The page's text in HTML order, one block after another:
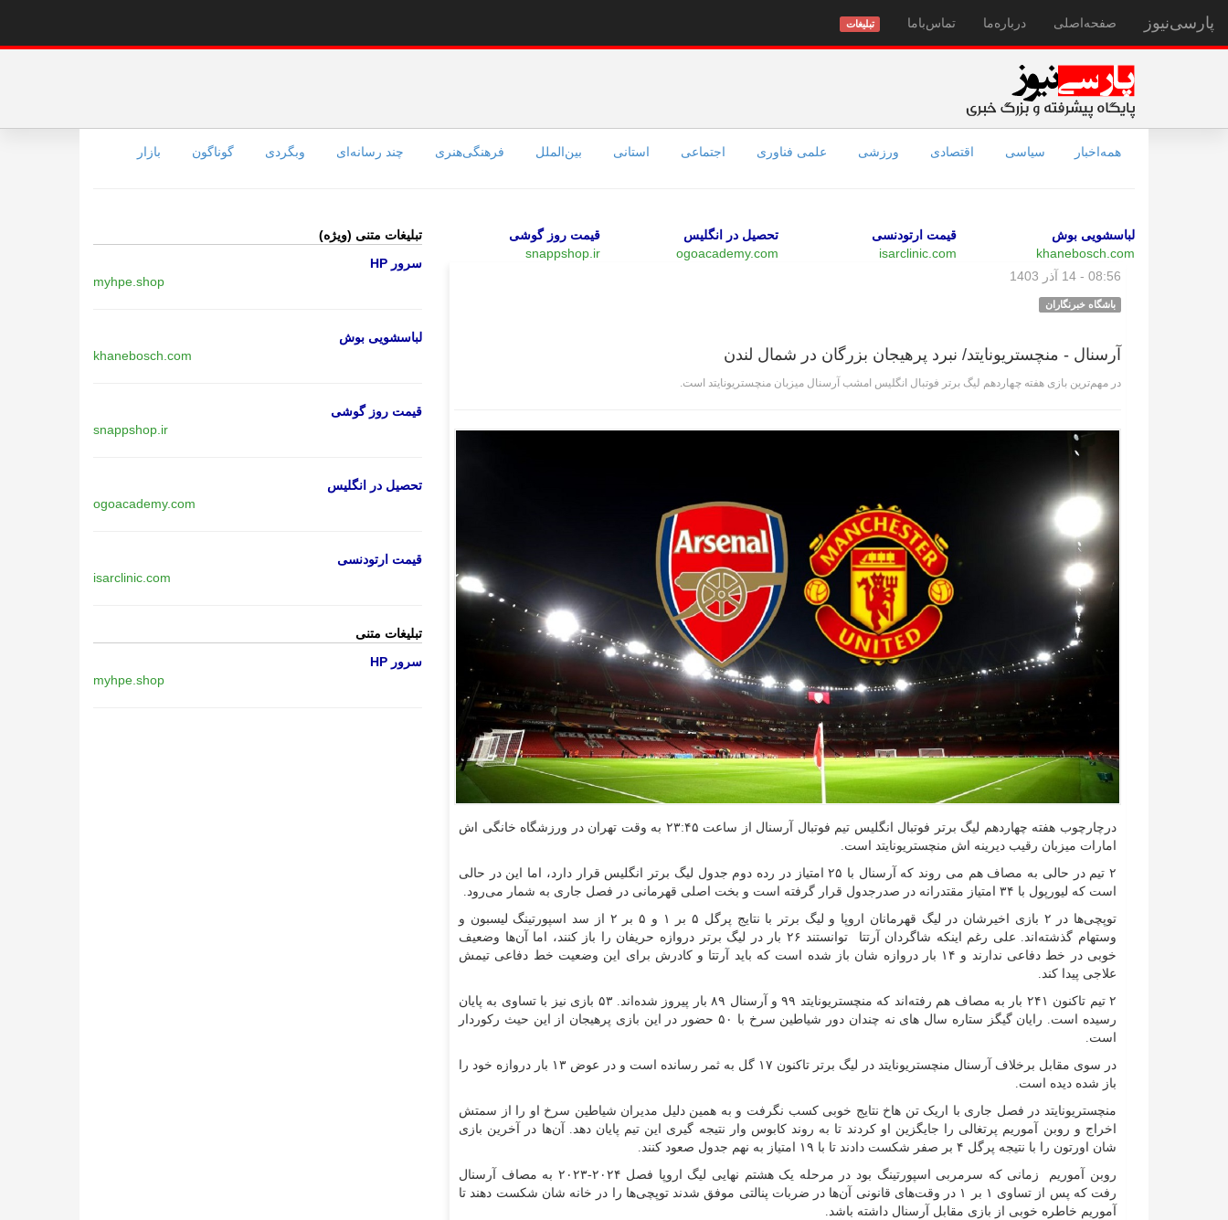
پارسی‌نیوز صفحه‌اصلی درباره‌ما تماس‌با‌ما تبلیغات
همه‌اخبار سیاسی اقتصادی ورزشی علمی فناوری اجتماعی استانی بین‌الملل فرهنگی‌هنری چند رسانه‌ای وبگردی گوناگون بازار
لباسشویی بوش
khanebosch.com
قیمت ارتودنسی
isarclinic.com
تحصیل در انگلیس
ogoacademy.com
قیمت روز گوشی
snappshop.ir
08:56 - 14 آذر 1403
باشگاه خبرنگاران
آرسنال - منچستریونایتد/ نبرد پرهیجان بزرگان در شمال لندن
در مهم‌ترین بازی هفته چهاردهم لیگ برتر فوتبال انگلیس امشب آرسنال میزبان منچستریونایتد است.
درچارچوب هفته چهاردهم لیگ برتر فوتبال انگلیس تیم فوتبال آرسنال از ساعت ۲۳:۴۵ به وقت تهران در ورزشگاه خانگی اش
امارات میزبان رقیب دیرینه اش منچستریونایتد است.
۲ تیم در حالی به مصاف هم می روند که آرسنال با ۲۵ امتیاز در رده دوم جدول لیگ برتر انگلیس قرار دارد، اما این در حالی
است که لیورپول با ۳۴ امتیاز مقتدرانه در صدرجدول قرار گرفته است و بخت اصلی قهرمانی در فصل جاری به شمار می‌رود.
توپچی‌ها در ۲ بازی اخیرشان در لیگ قهرمانان اروپا و لیگ برتر با نتایج پرگل ۵ بر ۱ و ۵ بر ۲ از سد اسپورتینگ لیسبون و
وستهام گذشته‌اند. علی رغم اینکه شاگردان آرتتا توانستند ۲۶ بار در لیگ برتر دروازه حریفان را باز کنند، اما آن‌ها وضعیف
خوبی در خط دفاعی ندارند و ۱۴ بار دروازه شان باز شده است که باید آرتتا و کادرش برای این وضعیت خط دفاعی تیمش
علاجی پیدا کند.
۲ تیم تاکنون ۲۴۱ بار به مصاف هم رفته‌اند که منچستریونایتد ۹۹ و آرسنال ۸۹ بار پیروز شده‌اند. ۵۳ بازی نیز با تساوی به پایان
رسیده است. رایان گیگز ستاره سال های نه چندان دور شیاطین سرخ با ۵۰ حضور در این بازی پرهیجان از این حیث رکوردار
است.
در سوی مقابل برخلاف آرسنال منچستریونایتد در لیگ برتر تاکنون ۱۷ گل به ثمر رسانده است و در عوض ۱۳ بار دروازه خود را
باز شده دیده است.
منچستریونایتد در فصل جاری با اریک تن هاخ نتایج خوبی کسب نگرفت و به همین دلیل مدیران شیاطین سرخ او را از سمتش
اخراج و روبن آموریم پرتغالی را جایگزین او کردند تا به روند کابوس وار نتیجه گیری این تیم پایان دهد. آن‌ها در آخرین بازی
شان اورتون را با نتیجه پرگل ۴ بر صفر شکست دادند تا با ۱۹ امتیاز به نهم جدول صعود کنند.
روبن آموریم زمانی که سرمربی اسپورتینگ بود در مرحله یک هشتم نهایی لیگ اروپا فصل ۲۰۲۴-۲۰۲۳ به مصاف آرسنال
رفت که پس از تساوی ۱ بر ۱ در وقت‌های قانونی آن‌ها در ضربات پنالتی موفق شدند توپچی‌ها را در خانه شان شکست دهند تا
آموریم خاطره خوبی از بازی مقابل آرسنال داشته باشد.
تبلیغات متنی (ویژه)
سرور HP
myhpe.shop
لباسشویی بوش
khanebosch.com
قیمت روز گوشی
snappshop.ir
تحصیل در انگلیس
ogoacademy.com
قیمت ارتودنسی
isarclinic.com
تبلیغات متنی
سرور HP
myhpe.shop